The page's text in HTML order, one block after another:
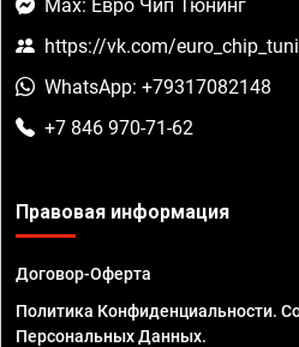
Max: Евро Чип Тюнинг
https://vk.com/
WhatsApp: +79317082148
+7 846 970-71-62
Правовая информация
Договор-Оферта
Политика Конфиденциальности.
Персональных Данных.